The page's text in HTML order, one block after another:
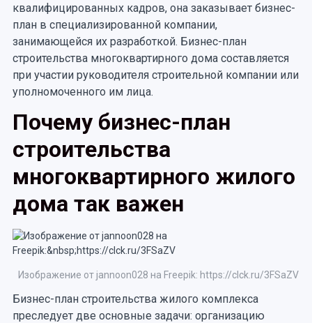
квалифицированных кадров, она заказывает бизнес-
план в специализированной компании,
занимающейся их разработкой. Бизнес-план
строительства многоквартирного дома составляется
при участии руководителя строительной компании или
уполномоченного им лица.
Почему бизнес-план
строительства
многоквартирного жилого
дома так важен
Изображение от jannoon028 на Freepik: https://clck.ru/3FSaZV
Бизнес-план строительства жилого комплекса
преследует две основные задачи: организацию